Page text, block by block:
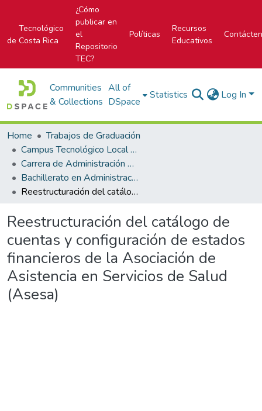
Tecnológico
de Costa Rica
¿Cómo
publicar en
el
Repositorio
TEC?
Políticas
Recursos
Educativos
Communities
& Collections
All of
DSpace
Statistics Log In
Home
Trabajos de Graduación
Campus Tecnológico Local San José
Carrera de Administración de Empresa
Bachillerato en Administración de Empresas
Reestructuración del catálogo de cuentas y configuración de estados financieros de la Asociación de Asistencia en Servicios de Salud (Asesa)
Reestructuración del catálogo de
cuentas y configuración de estados
financieros de la Asociación de
Asistencia en Servicios de Salud
(Asesa)